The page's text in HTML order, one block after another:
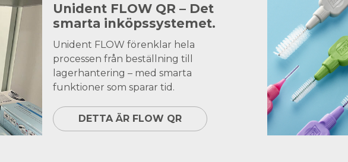
Unident FLOW QR – Det
smarta inköpssystemet.
Unident FLOW förenklar hela
processen från beställning till
lagerhantering – med smarta
funktioner som sparar tid.
DETTA ÄR FLOW QR